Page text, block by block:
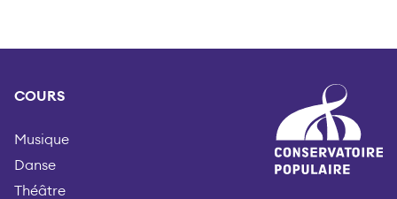
COURS
Musique
Danse
Théâtre